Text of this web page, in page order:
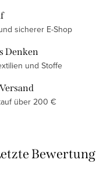
sicherer E-Shop
Denken
und Stoffe
über 200 €
Bewertung